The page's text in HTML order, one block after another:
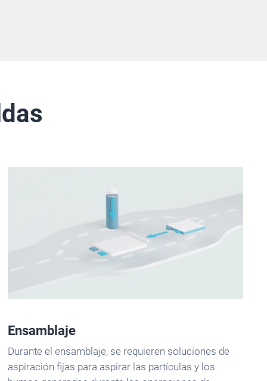
Ensamblaje
Durante el ensamblaje, se requieren soluciones de
aspiración fijas para aspirar las partículas y los